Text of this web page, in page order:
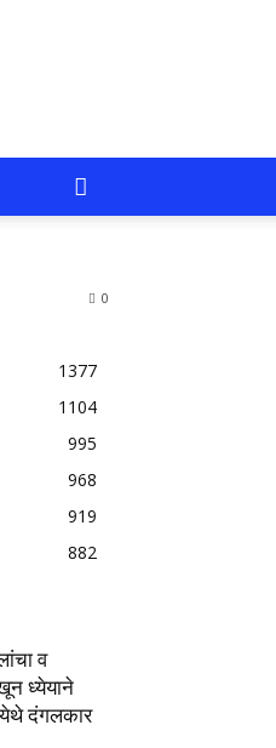
0
1377
1104
995
968
919
882
व
ध्येयाने
येथे दंगलकार